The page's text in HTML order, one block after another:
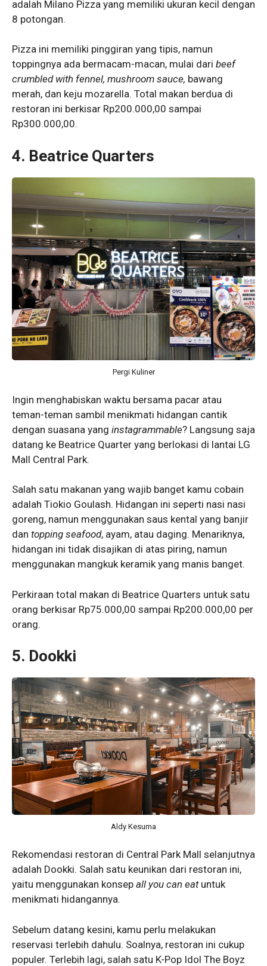
adalah Milano Pizza yang memiliki ukuran kecil dengan
8 potongan.
Pizza ini memiliki pinggiran yang tipis, namun
toppingnya ada bermacam-macan, mulai dari beef
crumbled with fennel, mushroom sauce, bawang
merah, dan keju mozarella. Total makan berdua di
restoran ini berkisar Rp200.000,00 sampai
Rp300.000,00.
4. Beatrice Quarters
Pergi Kuliner
Ingin menghabiskan waktu bersama pacar atau
teman-teman sambil menikmati hidangan cantik
dengan suasana yang instagrammable? Langsung saja
datang ke Beatrice Quarter yang berlokasi di lantai LG
Mall Central Park.
Salah satu makanan yang wajib banget kamu cobain
adalah Tiokio Goulash. Hidangan ini seperti nasi nasi
goreng, namun menggunakan saus kental yang banjir
dan topping seafood, ayam, atau daging. Menariknya,
hidangan ini tidak disajikan di atas piring, namun
menggunakan mangkuk keramik yang manis banget.
Perkiraan total makan di Beatrice Quarters untuk satu
orang berkisar Rp75.000,00 sampai Rp200.000,00 per
orang.
5. Dookki
Aldy Kesuma
Rekomendasi restoran di Central Park Mall selanjutnya
adalah Dookki. Salah satu keunikan dari restoran ini,
yaitu menggunakan konsep all you can eatuntuk
menikmati hidangannya.
Sebelum datang kesini, kamu perlu melakukan
reservasi terlebih dahulu. Soalnya, restoran ini cukup
populer. Terlebih lagi, salah satu K-Pop Idol The Boyz